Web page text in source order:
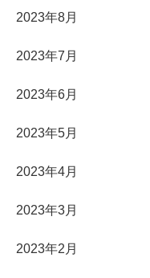
2023年8月
2023年7月
2023年6月
2023年5月
2023年4月
2023年3月
2023年2月